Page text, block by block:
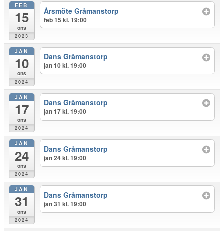
FEB
15
ons
2023
Årsmöte Gråmanstorp
feb 15 kl. 19:00
JAN
10
ons
2024
Dans Gråmanstorp
jan 10 kl. 19:00
JAN
17
ons
2024
Dans Gråmanstorp
jan 17 kl. 19:00
JAN
24
ons
2024
Dans Gråmanstorp
jan 24 kl. 19:00
JAN
31
ons
2024
Dans Gråmanstorp
jan 31 kl. 19:00